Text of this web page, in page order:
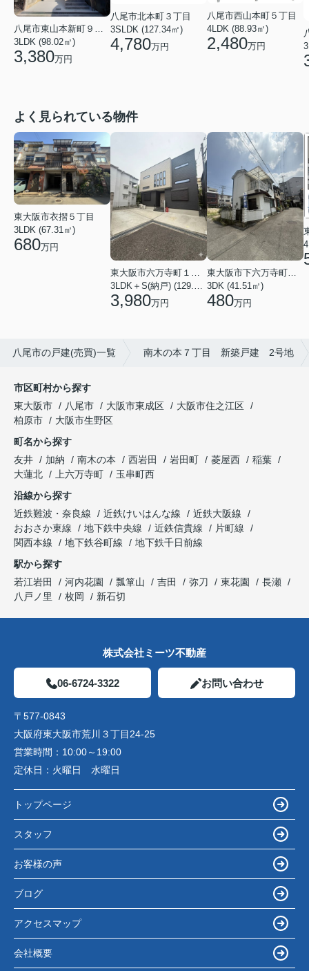
八尾市東山本新町９丁目
3LDK (98.02㎡)
3,380万円
八尾市北本町３丁目
3SLDK (127.34㎡)
4,780万円
八尾市西山本町５丁目
4LDK (88.93㎡)
2,480万円
よく見られている物件
東大阪市衣摺５丁目
3LDK (67.31㎡)
680万円
東大阪市六万寺町１丁目
3LDK＋S(納戸) (129.17㎡)
3,980万円
東大阪市下六万寺町２丁目
3DK (41.51㎡)
480万円
八尾市の戸建(売買)一覧 南木の本７丁目 新築戸建 2号地
市区町村から探す
東大阪市
八尾市 大阪市東成区
大阪市住之江区
柏原市
大阪市生野区
町名から探す
友井
加納 南木の本 西岩田 岩田町 菱屋西
稲葉
大蓮北
上六万寺町
玉串町西
沿線から探す
近鉄難波・奈良線
近鉄けいはんな線
近鉄大阪線
おおさか東線
地下鉄中央線 近鉄信貴線
片町線
関西本線
地下鉄谷町線
地下鉄千日前線
駅から探す
若江岩田
河内花園 瓢箪山 吉田 弥刀 東花園
長瀬
八戸ノ里
枚岡 新石切
株式会社ミーツ不動産
06-6724-3322 お問い合わせ
〒577-0843
大阪府東大阪市荒川３丁目24-25
営業時間： 10:00～19:00
定休日： 火曜日 水曜日
トップページ
スタッフ
お客様の声
ブログ
アクセスマップ
会社概要